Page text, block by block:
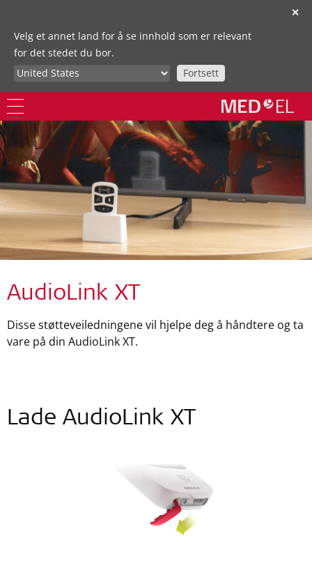
✕
Velg et annet land for å se innhold som er relevant
for det stedet du bor.
Fortsett
AudioLink XT
Disse støtteveiledningene vil hjelpe deg å håndtere og ta
vare på din AudioLink XT.
Lade AudioLink XT